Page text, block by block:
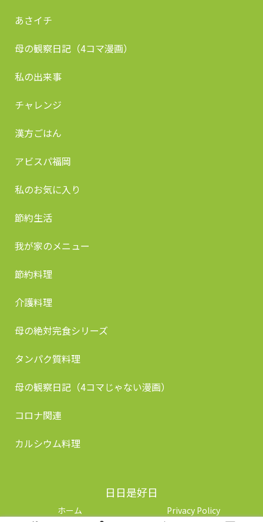
あさイチ
母の観察日記（4コマ漫画）
私の出来事
チャレンジ
漢方ごはん
アビスパ福岡
私のお気に入り
節約生活
我が家のメニュー
節約料理
介護料理
母の絶対完食シリーズ
タンパク質料理
母の観察日記（4コマじゃない漫画）
コロナ関連
カルシウム料理
日日是好日
ホーム Privacy Policy